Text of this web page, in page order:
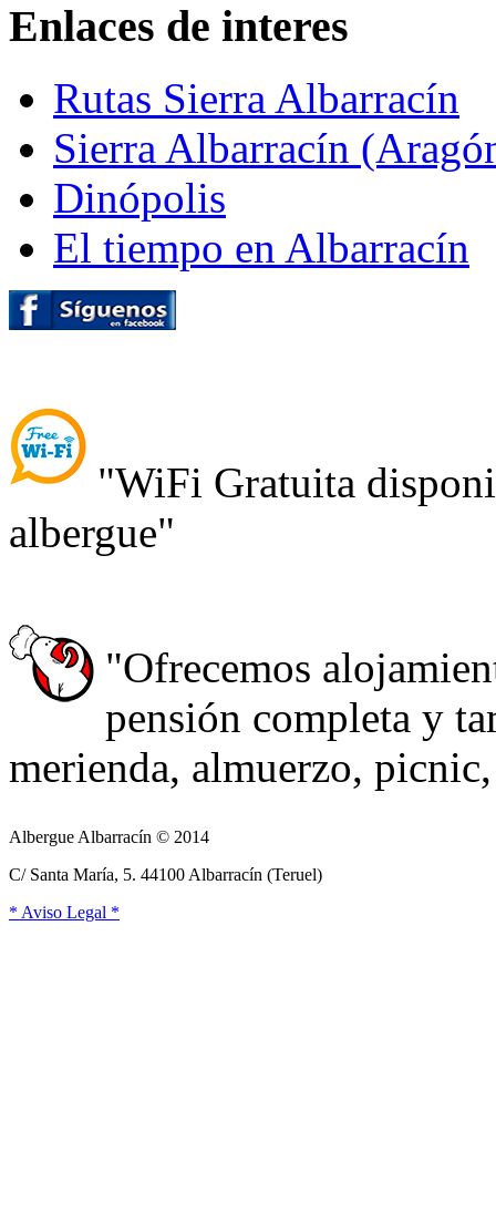
Enlaces de interes
Rutas Sierra Albarracín
Sierra Albarracín
Dinópolis
El tiempo en Albarracín
"WiFi Gratuita
albergue"
"Ofrecemos
pensión completa y
merienda, almuerzo,
Albergue Albarracín © 2014
C/ Santa María, 5. 44100 Albarracín (Teruel)
* Aviso Legal *